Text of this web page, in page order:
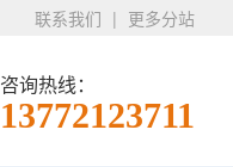
联系我们 | 更多分站
咨询热线：
13772123711